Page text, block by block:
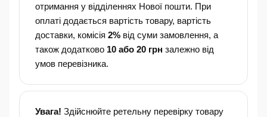
отримання у відділеннях Нової пошти. При
оплаті додається вартість товару, вартість
доставки, комісія 2% від суми замовлення, а
також додатково 10 або 20 грн залежно від
умов перевізника.
Увага! Здійснюйте ретельну перевірку товару